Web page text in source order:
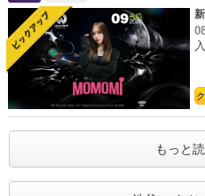
もっと